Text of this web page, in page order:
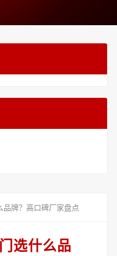
品牌？高口碑厂家盘点
选什么品